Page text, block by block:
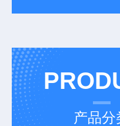
产品分